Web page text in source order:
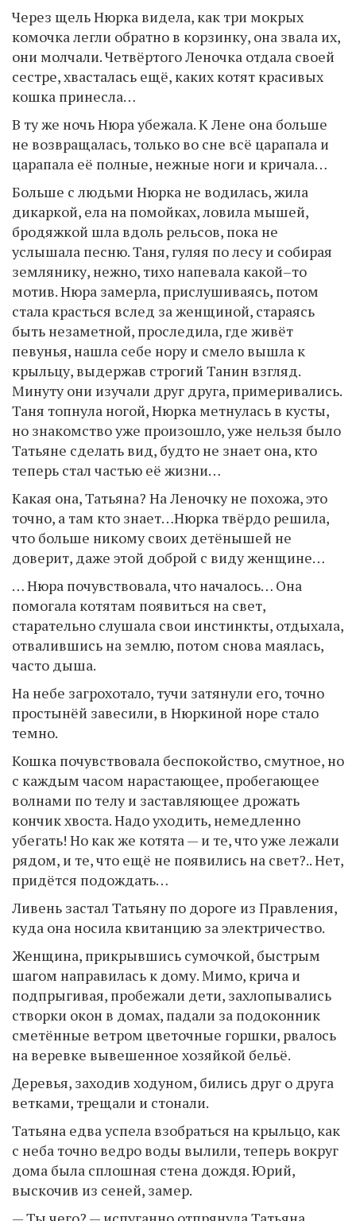
Через щель Нюрка видела, как три мокрых
комочка легли обратно в корзинку, она звала их,
они молчали. Четвёртого Леночка отдала своей
сестре, хвасталась ещё, каких котят красивых
кошка принесла…
В ту же ночь Нюра убежала. К Лене она больше
не возвращалась, только во сне всё царапала и
царапала её полные, нежные ноги и кричала…
Больше с людьми Нюрка не водилась, жила
дикаркой, ела на помойках, ловила мышей,
бродяжкой шла вдоль рельсов, пока не
услышала песню. Таня, гуляя по лесу и собирая
землянику, нежно, тихо напевала какой–то
мотив. Нюра замерла, прислушиваясь, потом
стала красться вслед за женщиной, стараясь
быть незаметной, проследила, где живёт
певунья, нашла себе нору и смело вышла к
крыльцу, выдержав строгий Танин взгляд.
Минуту они изучали друг друга, примеривались.
Таня топнула ногой, Нюрка метнулась в кусты,
но знакомство уже произошло, уже нельзя было
Татьяне сделать вид, будто не знает она, кто
теперь стал частью её жизни…
Какая она, Татьяна? На Леночку не похожа, это
точно, а там кто знает…Нюрка твёрдо решила,
что больше никому своих детёнышей не
доверит, даже этой доброй с виду женщине…
… Нюра почувствовала, что началось… Она
помогала котятам появиться на свет,
старательно слушала свои инстинкты, отдыхала,
отвалившись на землю, потом снова маялась,
часто дыша.
На небе загрохотало, тучи затянули его, точно
простынёй завесили, в Нюркиной норе стало
темно.
Кошка почувствовала беспокойство, смутное, но
с каждым часом нарастающее, пробегающее
волнами по телу и заставляющее дрожать
кончик хвоста. Надо уходить, немедленно
убегать! Но как же котята — и те, что уже лежали
рядом, и те, что ещё не появились на свет?.. Нет,
придётся подождать…
Ливень застал Татьяну по дороге из Правления,
куда она носила квитанцию за электричество.
Женщина, прикрывшись сумочкой, быстрым
шагом направилась к дому. Мимо, крича и
подпрыгивая, пробежали дети, захлопывались
створки окон в домах, падали за подоконник
сметённые ветром цветочные горшки, рвалось
на веревке вывешенное хозяйкой бельё.
Деревья, заходив ходуном, бились друг о друга
ветками, трещали и стонали.
Татьяна едва успела взобраться на крыльцо, как
с неба точно ведро воды вылили, теперь вокруг
дома была сплошная стена дождя. Юрий,
выскочив из сеней, замер.